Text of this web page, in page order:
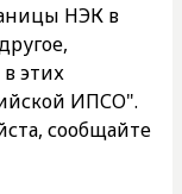
НЭК в
этих
ИПСО".
сообщайте